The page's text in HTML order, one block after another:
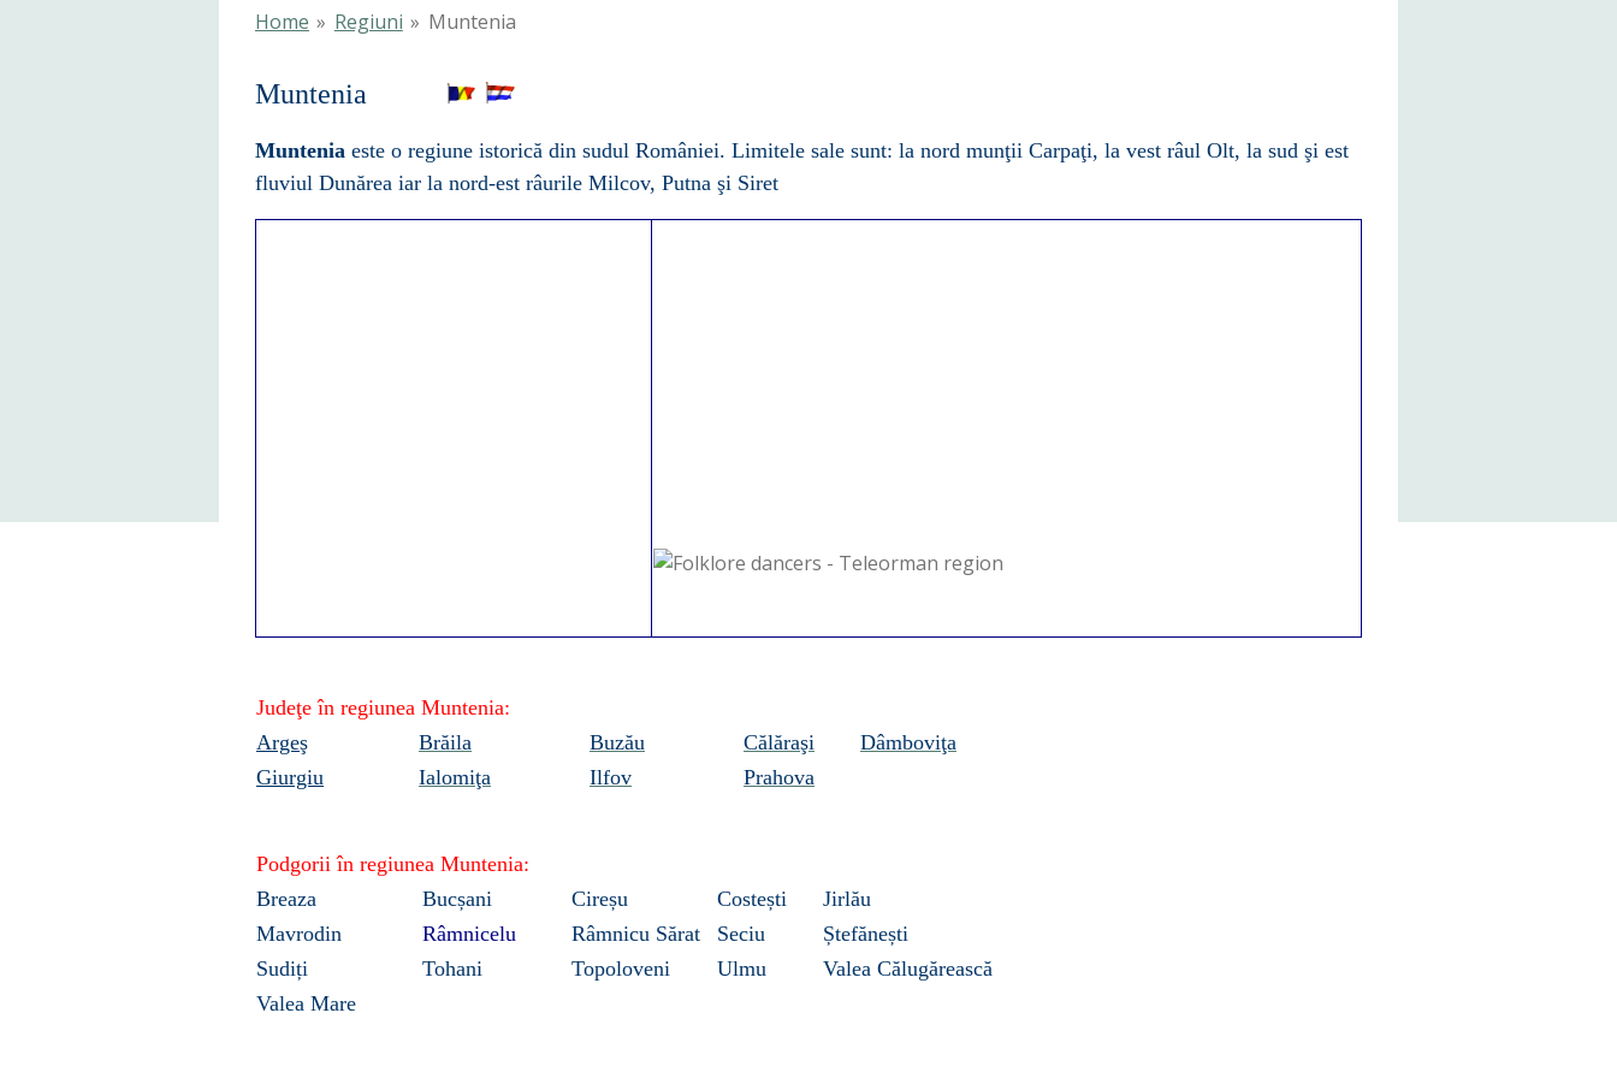
Home » Regiuni » Muntenia
Muntenia
Muntenia este o regiune istorică din sudul României. Limitele sale sunt: la nord munţii Carpaţi, la vest râul Olt, la sud şi est
fluviul Dunărea iar la nord-est râurile Milcov, Putna şi Siret
Judeţe în regiunea Muntenia:
Argeş
Brăila Buzău Călăraşi
Dâmboviţa
Giurgiu
Ialomiţa Ilfov Prahova
Podgorii în regiunea Muntenia:
Breaza
Bucșani Cireșu Costești
Jirlău
Mavrodin
Râmnicelu Râmnicu Sărat Seciu
Ștefănești
Sudiți
Tohani Topoloveni Ulmu
Valea Călugărească
Valea Mare